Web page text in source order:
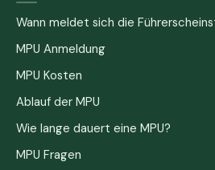
Wann meldet sich die
MPU Anmeldung
MPU Kosten
Ablauf der MPU
Wie lange dauert eine MPU?
MPU Fragen